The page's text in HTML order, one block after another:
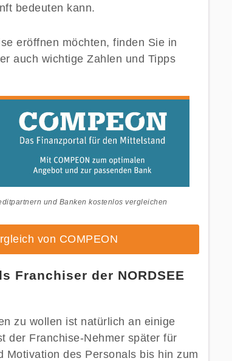
bedeuten kann.
eröffnen möchten, finden Sie in
auch wichtige Zahlen und Tipps
und Banken kostenlos vergleichen
von COMPEON
Franchiser der NORDSEE
zu wollen ist natürlich an einige
der Franchise-Nehmer später für
des Personals bis hin zum